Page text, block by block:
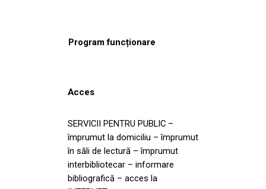
Program funcționare
Acces
SERVICII PENTRU PUBLIC –
împrumut la domiciliu – împrumut
în săli de lectură – împrumut
interbibliotecar – informare
bibliografică – acces la